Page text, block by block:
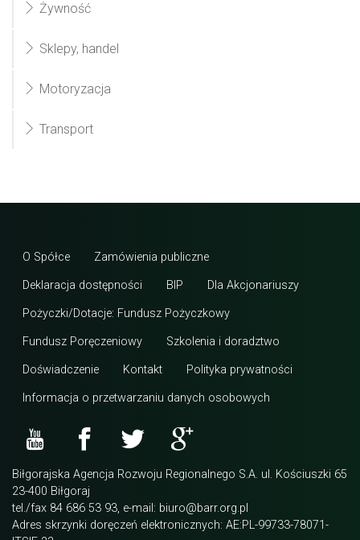
Żywność
Sklepy, handel
Motoryzacja
Transport
O Spółce Zamówienia publiczne
Deklaracja dostępności BIP Dla Akcjonariuszy
Pożyczki/Dotacje: Fundusz Pożyczkowy
Fundusz Poręczeniowy Szkolenia i doradztwo
Doświadczenie Kontakt Polityka prywatności
Informacja o przetwarzaniu danych osobowych
Biłgorajska Agencja Rozwoju Regionalnego S.A. ul. Kościuszki 65
23-400 Biłgoraj
tel./fax 84 686 53 93, e-mail: biuro@barr.org.pl
Adres skrzynki doręczeń elektronicznych: AE:PL-99733-78071-